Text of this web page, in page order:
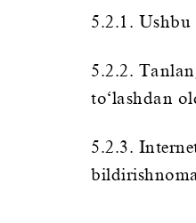
5.2.1.
5.2.2.
to‘lashdan
5.2.3.